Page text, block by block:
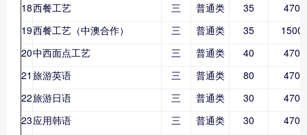
18西餐工艺 三 普通类 35
4700
19西餐工艺（中澳合作） 三 普通类 35
20中西面点工艺 三 普通类 40
4700
21 旅游英语 三 普通类 80
4700
22旅游日语 三 普通类 30
4700
23应用韩语 三 普通类 30
4700